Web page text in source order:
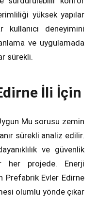
yüksek yapılar
deneyimini
ve uygulamada
sürekli.
İli İçin
Mu sorusu zemin
sürekli analiz edilir.
ve güvenlik
her projede. Enerji
Prefabrik Evler Edirne
olumlu yönde çıkar